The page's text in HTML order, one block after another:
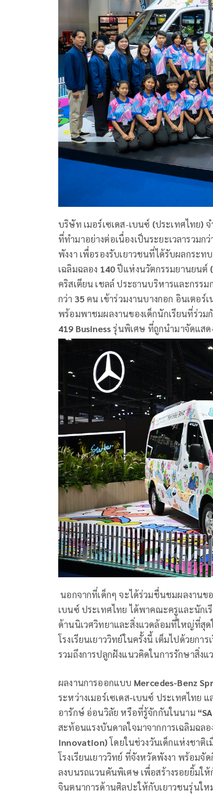
บริษัท เมอร์เซเดส-เบนซ์ (ประเทศไทย)
ที่ทำมาอย่างต่อเนื่องเป็นระยะเวลารวมกว่
พังงา เพื่อรองรับเยาวชนที่ได้รับผลกระ
เฉลิมฉลอง 140ปีแห่งนวัตกรรมยานยนต์
คริสเตียน เชลล์ ประธานบริหารและกรร
กว่า 35 คน เข้าร่วมงานบางกอก อินเตอร์
พร้อมพาชมผลงานของเด็กนักเรียนที่ร่ว
419 Businessรุ่นพิเศษ ที่ถูกนำมาจัดแสด
นอกจากที่เด็กๆ จะได้ร่วมชื่นชมผลงานข
เบนซ์ ประเทศไทย ได้พาคณะครูและนักเ
ด้านนิเวศวิทยาและสิ่งแวดล้อมที่ใหญ่ที่สุด
โรงเรียนเยาววิทย์ในครั้งนี้ เต็มไปด้วยก
รวมถึงการปลูกฝังแนวคิดในการรักษาสิ่ง
ผลงานการออกแบบ Mercedes-Benz
ระหว่างเมอร์เซเดส-เบนซ์ ประเทศไทย
อารักษ์ อ่อนวิลัย หรือที่รู้จักกันในนาม “
สะท้อนแรงบันดาลใจมาจากการเฉลิมฉลอ
Innovation)โดยในช่วงวันเด็กแห่งชาติ
โรงเรียนเยาววิทย์ ที่จังหวัดพังงา พร้อม
ลงบนรถแวนคันพิเศษ เพื่อสร้างรอยยิ้มใ
จินตนาการด้านศิลปะให้กับเยาวชนรุ่นให